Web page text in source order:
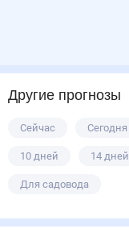
Другие прогнозы
Сейчас Сегодня
10 дней 14 дней
Для садовода